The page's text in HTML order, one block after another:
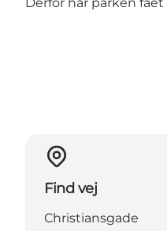
Derfor har parken
Find vej
Christiansgade